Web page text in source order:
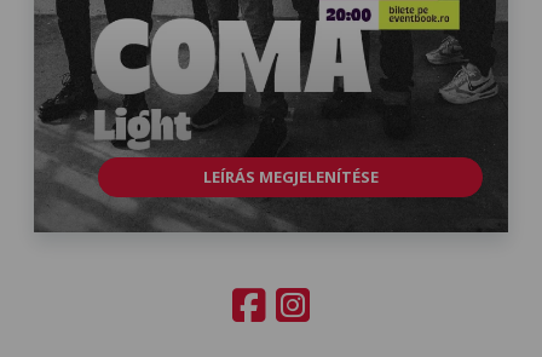
LEÍRÁS MEGJELENÍTÉSE